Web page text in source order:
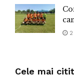
2
Cele mai